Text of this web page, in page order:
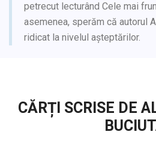
petrecut lecturând Cele mai
asemenea, sperăm că autorul
ridicat la nivelul așteptărilor.
CĂRȚI SCRISE DE